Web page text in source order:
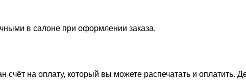
в салоне при оформлении заказа.
на оплату, который вы можете распечатать и оплатить.